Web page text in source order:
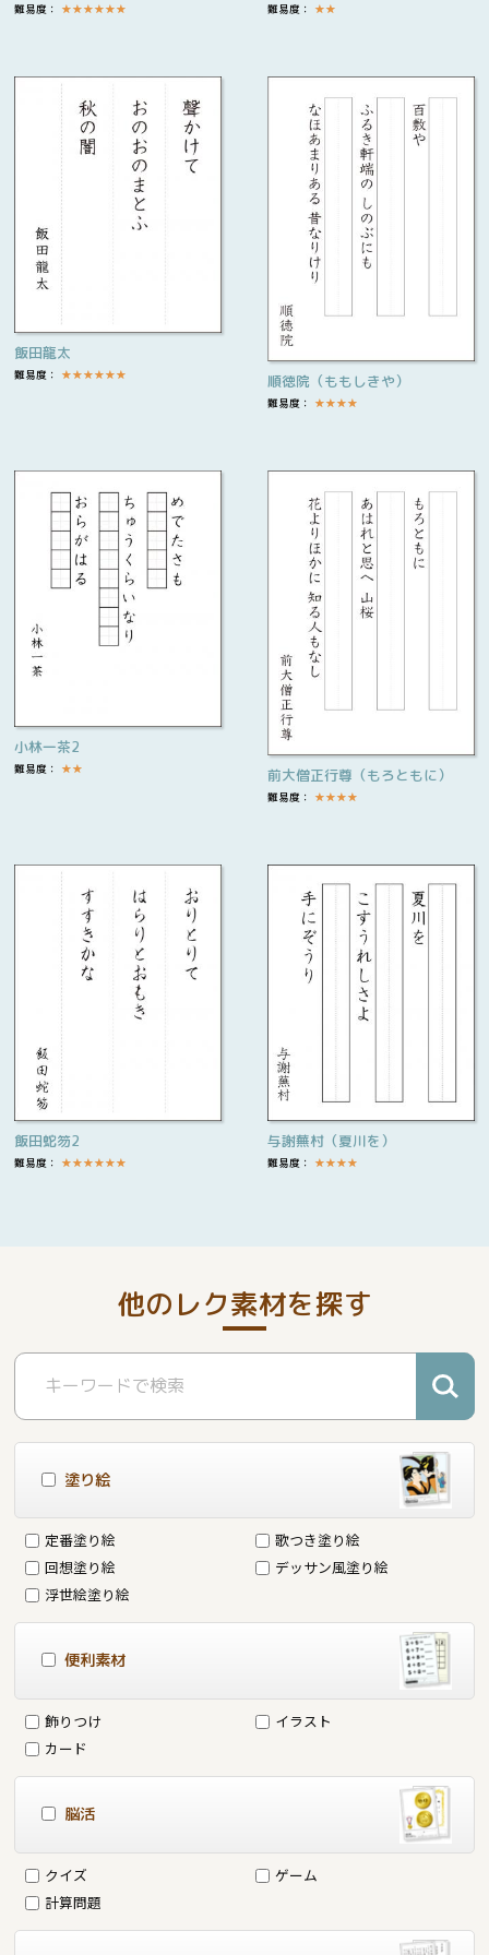
難易度： ★★★★★★ 難易度： ★★
飯田龍太
難易度： ★★★★★★ 順徳院（ももしきや）
難易度： ★★★★
小林一茶2
難易度： ★★ 前大僧正行尊（もろともに）
難易度： ★★★★
飯田蛇笏2
難易度： ★★★★★★
与謝蕪村（夏川を）
難易度： ★★★★
他のレク素材を探す
塗り絵
定番塗り絵
歌つき塗り絵
回想塗り絵
デッサン風塗り絵
浮世絵塗り絵
便利素材
飾りつけ
イラスト
カード
脳活
クイズ
ゲーム
計算問題